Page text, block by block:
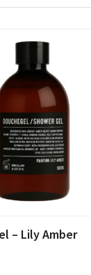
– Lily Amber